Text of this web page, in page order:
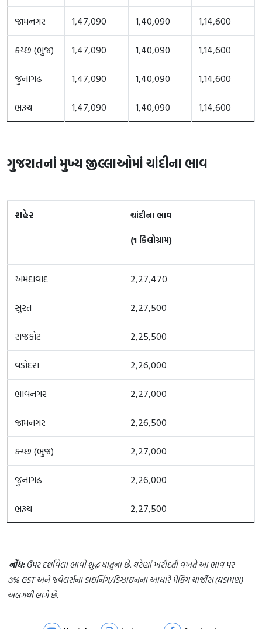
જામનગર 1,47,090 1,40,090 1,14,600
ક્ચ્છ (ભુજ) 1,47,090 1,40,090 1,14,600
જુનાગઢ 1,47,090 1,40,090 1,14,600
ભરૂચ 1,47,090 1,40,090 1,14,600
ગુજરાતનાં મુખ્ય જીલ્લાઓમાં ચાંદીના ભાવ
શહેર
ચાંદીના ભાવ
(1 કિલોગ્રામ)
અમદાવાદ 2,27,470
સુરત 2,27,500
રાજકોટ 2,25,500
વડોદરા 2,26,000
ભાવનગર 2,27,000
જામનગર 2,26,500
ક્ચ્છ (ભુજ) 2,27,000
જુનાગઢ 2,26,000
ભરૂચ 2,27,500
નોંધ:ઉપર દર્શાવેલા ભાવો શુદ્ધ ધાતુના છે. ઘરેણાં ખરીદતી વખતે આ ભાવ પર
૩% GST અને જ્વેલર્સના ડાઇનિંગ/ડિઝાઇનના આધારે મેકિંગ ચાર્જીસ (ઘડામણ)
અલગથી લાગે છે.